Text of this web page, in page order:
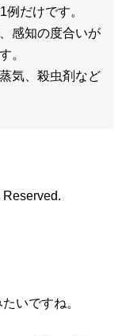
だけです。
感知の度合いが
。
気、殺虫剤など
いですね。